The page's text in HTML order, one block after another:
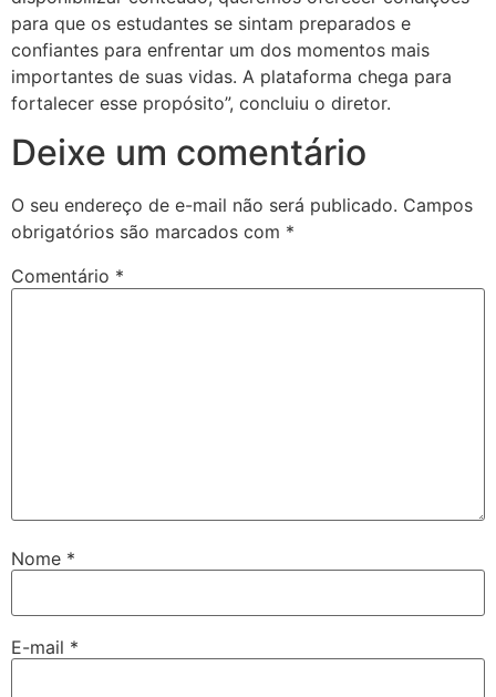
para que os estudantes se sintam preparados e
confiantes para enfrentar um dos momentos mais
importantes de suas vidas. A plataforma chega para
fortalecer esse propósito”, concluiu o diretor.
Deixe um comentário
O seu endereço de e-mail não será publicado. Campos
obrigatórios são marcados com *
Comentário *
Nome *
E-mail *